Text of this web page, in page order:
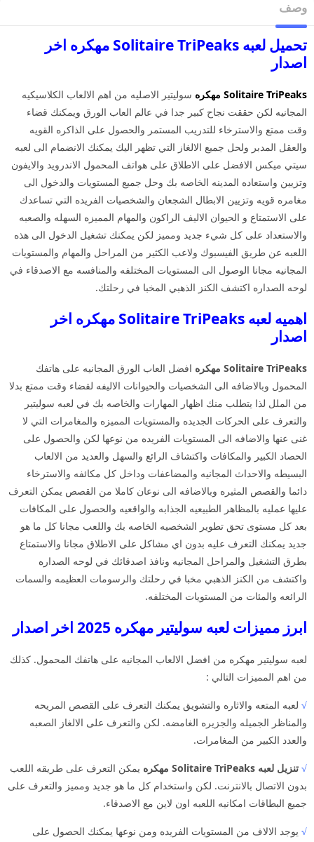
وصف
تحميل لعبه Solitaire TriPeaks مهكره اخر
اصدار
Solitaire TriPeaks مهكره سوليتير الاصليه من اهم الالعاب الكلاسيكيه
المجانيه لكن حققت نجاح كبير جدا في عالم العاب الورق ويمكنك قضاء
وقت ممتع والاسترخاء للتدريب المستمر والحصول على الذاكره القويه
والعقل المدبر ولحل جميع الالغاز التي تظهر اليك يمكنك الانضمام الى لعبه
سيتي ميكس الافضل على الاطلاق على هواتف المحمول الاندرويد والايفون
وتزيين واستعاده المدينه الخاصه بك وحل جميع المستويات والدخول الى
مغامره قويه وتزيين الابطال الشجعان والشخصيات الفريده التي تساعدك
على الاستمتاع و الحيوان الاليف الراكون والمهام المميزه السهله والصعبه
والاستعداد على كل شيء جديد ومميز لكن يمكنك تشغيل الدخول الى هذه
اللعبه عن طريق الفيسبوك ولاعب الكثير من المراحل والمهام والمستويات
المجانيه مجانا الوصول الى المستويات المختلفه والمنافسه مع الاصدقاء في
لوحه الصداره اكتشف الكنز الذهبي المخبا في رحلتك.
اهميه لعبه Solitaire TriPeaks مهكره اخر
اصدار
Solitaire TriPeaks مهكره
افضل العاب الورق المجانيه على هاتفك
المحمول وبالاضافه الى الشخصيات والحيوانات الاليفه لقضاء وقت ممتع بدلا
من الملل لذا يتطلب منك اظهار المهارات والخاصه بك في لعبه سوليتير
والتعرف على الحركات الجديده والمستويات المميزه والمغامرات التي لا
غنى عنها والاضافه الى المستويات الفريده من نوعها لكن والحصول على
الحصاد الكبير والمكافات واكتشاف الرائع والسهل والعديد من الالعاب
البسيطه والاحداث المجانيه والمضاعفات وداخل كل مكائفه والاسترخاء
دائما والقصص المثيره وبالاضافه الى نوعان كاملا من القصص يمكن التعرف
عليها عمليه بالمظاهر الطبيعيه الجذابه والواقعيه والحصول على المكافات
بعد كل مستوى تحق تطوير الشخصيه الخاصه بك واللعب مجانا كل ما هو
جديد يمكنك التعرف عليه بدون اي مشاكل على الاطلاق مجانا والاستمتاع
بطرق التشغيل والمراحل المجانيه ونافذ اصدقائك في لوحه الصداره
واكتشف من الكنز الذهبي مخبا في رحلتك والرسومات العظيمه والسمات
الرائعه والمئات من المستويات المختلفه.
ابرز مميزات لعبه سوليتير مهكره 2025 اخر اصدار
لعبه سوليتير مهكره من افضل الالعاب المجانيه على هاتفك المحمول. كذلك
من اهم المميزات التالي :
√ لعبه المتعه والاثاره والتشويق يمكنك التعرف على القصص المريحه
والمناظر الجميله والجزيره الغامضه. لكن والتعرف على الالغاز الصعبه
والعدد الكبير من المغامرات.
√ تنزيل لعبه Solitaire TriPeaks مهكره
يمكن التعرف على طريقه اللعب
بدون الاتصال بالانترنت. لكن واستخدام كل ما هو جديد ومميز والتعرف على
جميع البطاقات امكانيه اللعبه اون لاين مع الاصدقاء.
√ يوجد الالاف من المستويات الفريده ومن نوعها يمكنك الحصول على